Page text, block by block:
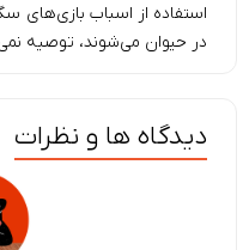
استفاده از اسباب
در حیوان می‌شوند، توصیه
دیدگاه ها و نظرات